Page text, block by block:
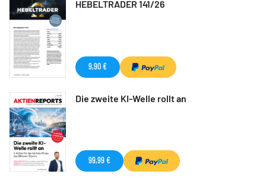
HEBELTRADER 141/26
9,90 €
Die zweite KI-Welle rollt an
99,99 €